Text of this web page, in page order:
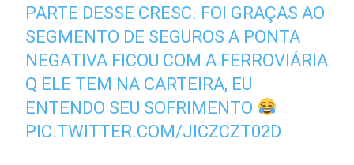
PARTE DESSE CRESC. FOI GRAÇAS AO
SEGMENTO DE SEGUROS A PONTA
NEGATIVA FICOU COM A FERROVIÁRIA
Q ELE TEM NA CARTEIRA, EU
ENTENDO SEU SOFRIMENTO
PIC.TWITTER.COM/JICZCZT02D